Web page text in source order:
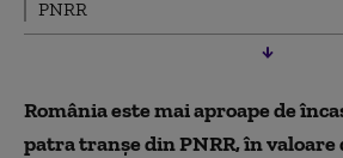
PNRR
România este mai aproape de
patra tranșe din PNRR, în